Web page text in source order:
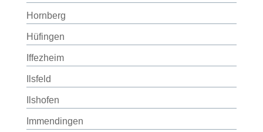
Hornberg
Hüfingen
Iffezheim
Ilsfeld
Ilshofen
Immendingen